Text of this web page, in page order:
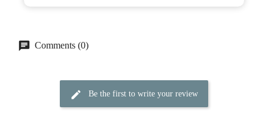
Comments (0)
Be the first to write your review